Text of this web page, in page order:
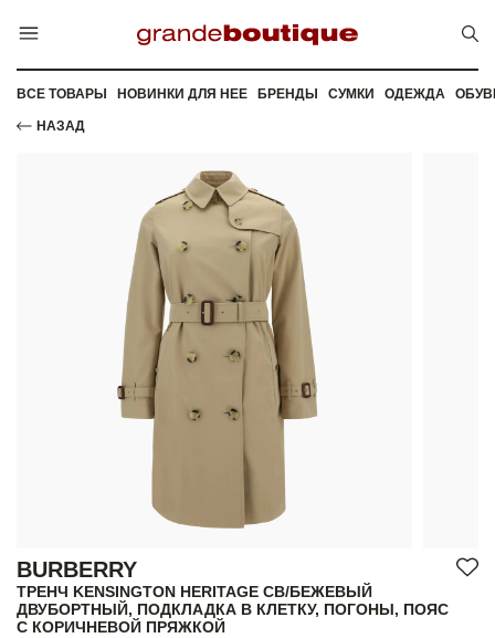
ВСЕ ТОВАРЫ НОВИНКИ ДЛЯ НЕЕ БРЕНДЫ СУМКИ ОДЕЖДА
НАЗАД
BURBERRY
ТРЕНЧ KENSINGTON HERITAGE СВ/БЕЖЕВЫЙ
ДВУБОРТНЫЙ, ПОДКЛАДКА В КЛЕТКУ, ПОГОНЫ, ПОЯС
С КОРИЧНЕВОЙ ПРЯЖКОЙ